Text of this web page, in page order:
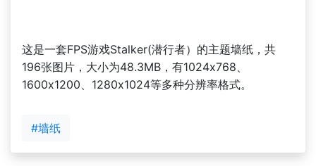
这是一套FPS游戏Stalker(潜行者）的主题墙纸，共
196张图片，大小为48.3MB，有1024x768、
1600x1200、1280x1024等多种分辨率格式。
#墙纸